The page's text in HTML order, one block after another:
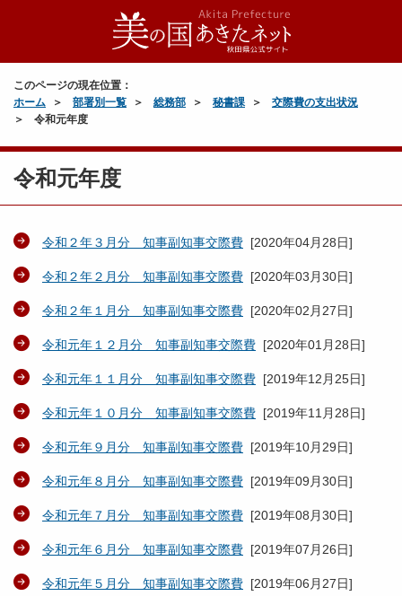
このページの現在位置：
ホーム
部署別一覧 総務部 秘書課
交際費の支出状況
令和元年度
令和元年度
令和２年３月分 知事副知事交際費 [2020年04月28日]
令和２年２月分 知事副知事交際費 [2020年03月30日]
令和２年１月分 知事副知事交際費 [2020年02月27日]
令和元年１２月分 知事副知事交際費 [2020年01月28日]
令和元年１１月分 知事副知事交際費 [2019年12月25日]
令和元年１０月分 知事副知事交際費 [2019年11月28日]
令和元年９月分 知事副知事交際費 [2019年10月29日]
令和元年８月分 知事副知事交際費 [2019年09月30日]
令和元年７月分 知事副知事交際費 [2019年08月30日]
令和元年６月分 知事副知事交際費 [2019年07月26日]
令和元年５月分 知事副知事交際費 [2019年06月27日]